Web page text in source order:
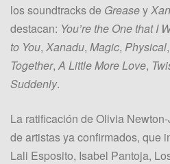
los soundtracks de Greasey
destacan: You’re the One that I
to You, Xanadu, Magic, Physical,
Together,A Little More Love,
Suddenly.
La ratificación de Olivia
de artistas ya confirmados, que
Lali Esposito, Isabel Pantoja,